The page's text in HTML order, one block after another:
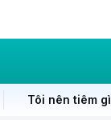
Tôi nên tiêm gì